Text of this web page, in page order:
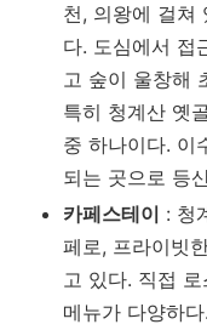
천, 의왕에 걸쳐
다. 도심에서 접
고 숲이 울창해
특히 청계산 옛
중 하나이다. 이
되는 곳으로 등
카페스테이 : 청
페로, 프라이빗
고 있다. 직접
메뉴가 다양하